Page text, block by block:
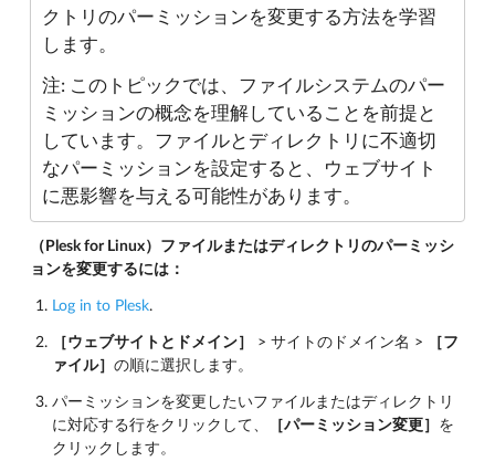
クトリのパーミッションを変更する方法を学習
します。
注: このトピックでは、ファイルシステムのパー
ミッションの概念を理解していることを前提と
しています。ファイルとディレクトリに不適切
なパーミッションを設定すると、ウェブサイト
に悪影響を与える可能性があります。
（Plesk for Linux）ファイルまたはディレクトリのパーミッシ
ョンを変更するには：
Log in to Plesk.
［ウェブサイトとドメイン］ > サイトのドメイン名 >
［フ
ァイル］ の順に選択します。
パーミッションを変更したいファイルまたはディレクトリ
に対応する行をクリックして、
［パーミッション変更］ を
クリックします。